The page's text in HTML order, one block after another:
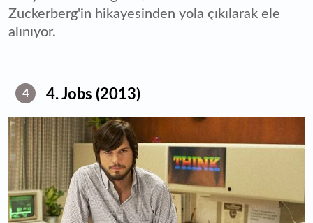
Zuckerberg'in hikayesinden yola çıkılarak ele
alınıyor.
4 4. Jobs (2013)